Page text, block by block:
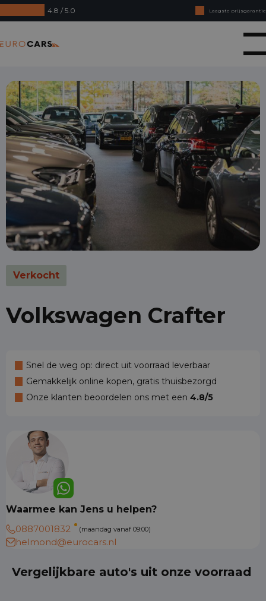
4.8 / 5.0
Laagste prijsgarantie
Online kopen, niet goed geld terug
Financial lease - Soepele acceptatie
Verkocht
Volkswagen Crafter
Snel de weg op: direct uit voorraad leverbaar
Gemakkelijk online kopen, gratis thuisbezorgd
Onze klanten beoordelen ons met een 4.8/5
Waarmee kan Jens u helpen?
0887001832
(maandag vanaf 09:00)
helmond@eurocars.nl
Vergelijkbare auto's uit onze voorraad